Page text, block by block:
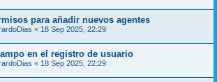
para añadir nuevos agentes
« 18 Sep 2025, 22:29
en el registro de usuario
« 18 Sep 2025, 22:29